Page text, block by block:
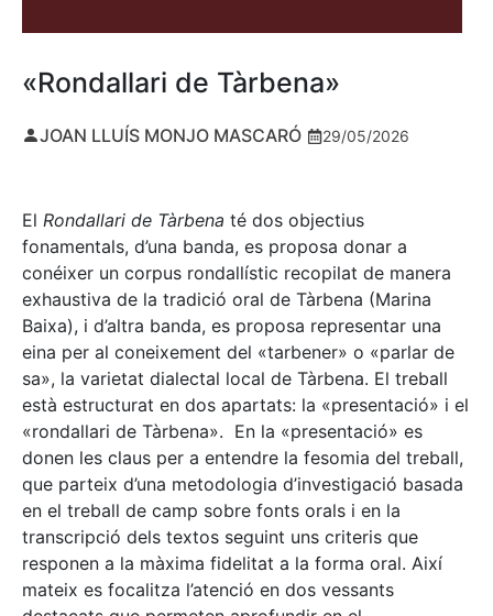
«Rondallari de Tàrbena»
JOAN LLUÍS MONJO MASCARÓ 29/05/2026
El Rondallari de Tàrbena té dos objectius
fonamentals, d’una banda, es proposa donar a
conéixer un corpus rondallístic recopilat de manera
exhaustiva de la tradició oral de Tàrbena (Marina
Baixa), i d’altra banda, es proposa representar una
eina per al coneixement del «tarbener» o «parlar de
sa», la varietat dialectal local de Tàrbena. El treball
està estructurat en dos apartats: la «presentació» i el
«rondallari de Tàrbena». En la «presentació» es
donen les claus per a entendre la fesomia del treball,
que parteix d’una metodologia d’investigació basada
en el treball de camp sobre fonts orals i en la
transcripció dels textos seguint uns criteris que
responen a la màxima fidelitat a la forma oral. Així
mateix es focalitza l’atenció en dos vessants